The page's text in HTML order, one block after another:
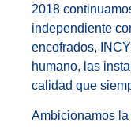
2018
independiente
encofrados,
humano, las
calidad que
Ambicionamos